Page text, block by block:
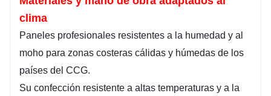
clima
Paneles profesionales resistentes a la humedad y al
moho para zonas costeras cálidas y húmedas de los
países del CCG.
Su confección resistente a altas temperaturas y a la